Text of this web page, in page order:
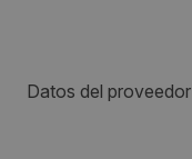
Datos del proveedor